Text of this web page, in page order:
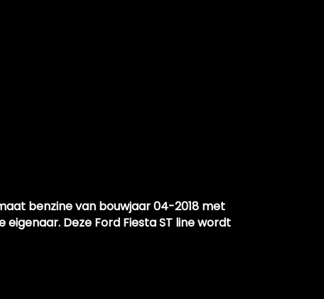
benzine van bouwjaar 04-2018 met
Deze Ford Fiesta ST line wordt